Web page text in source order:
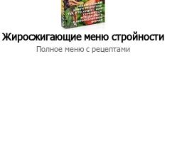
Жиросжигающие меню стройности
Полное меню с рецептами